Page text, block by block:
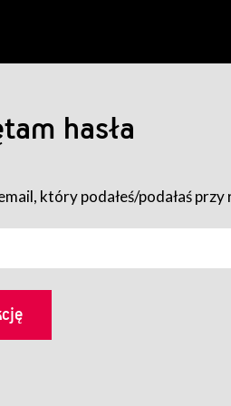
hasła
który podałeś/podałaś